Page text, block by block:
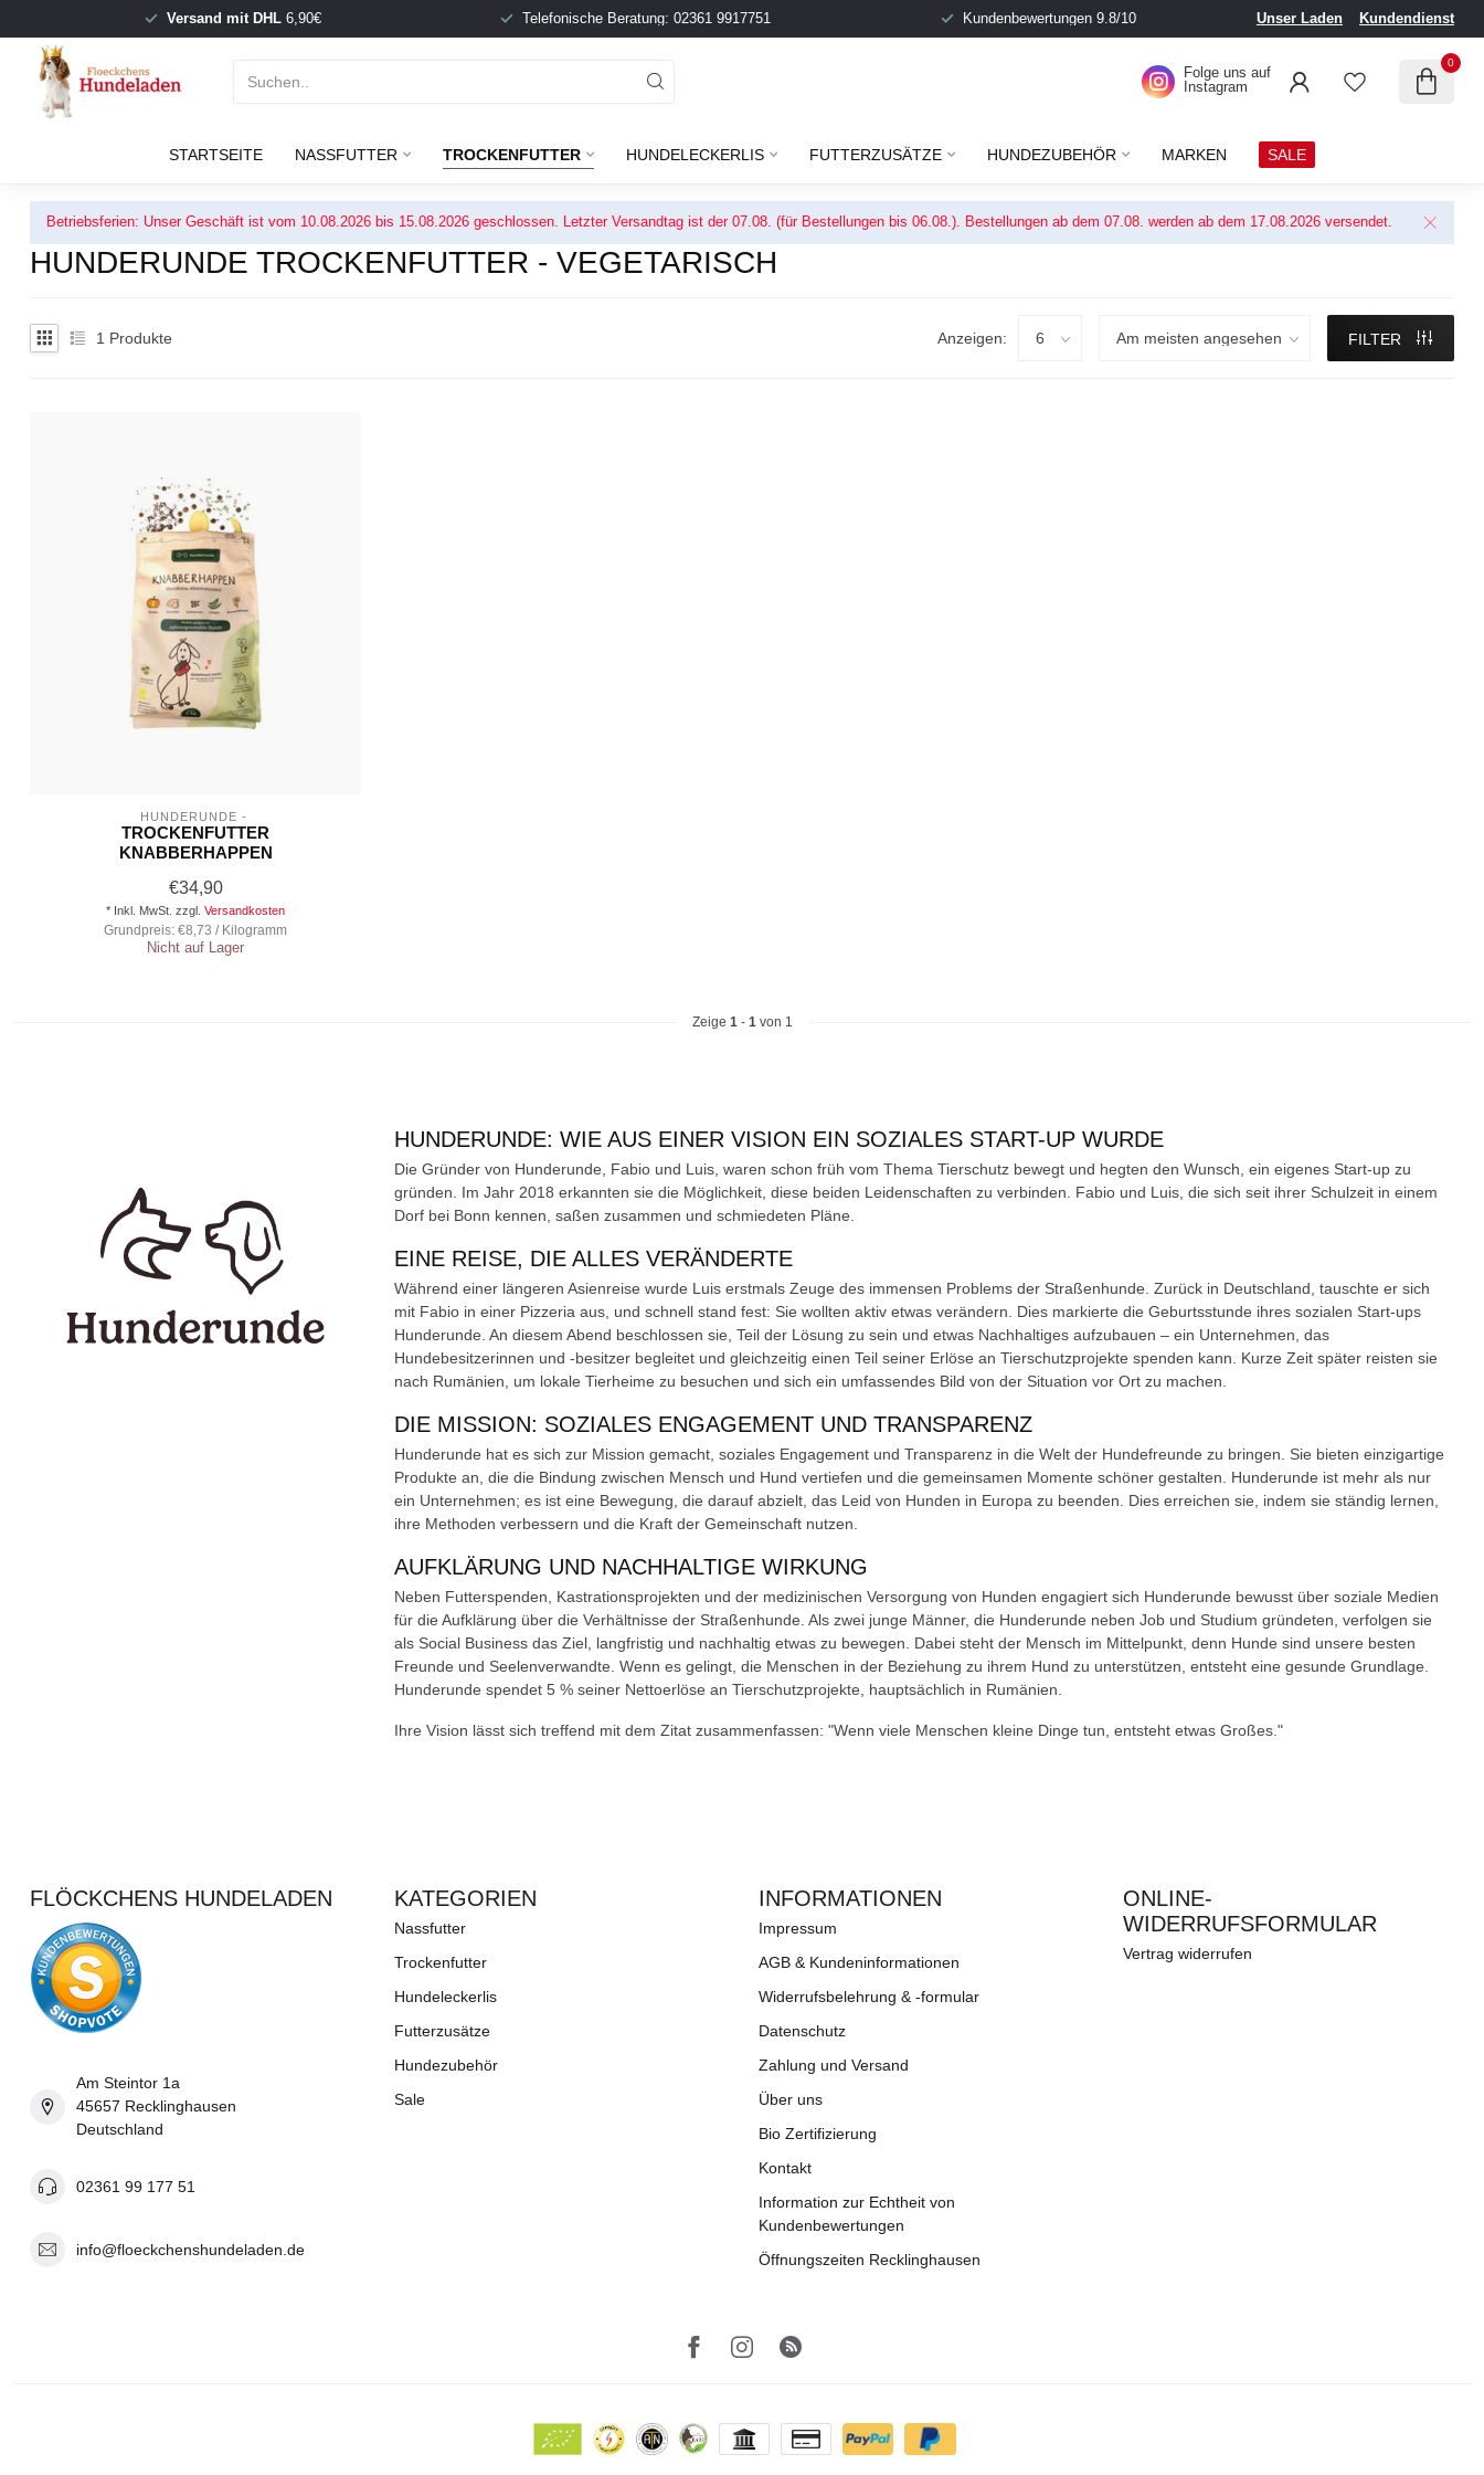
Versand mit DHL6,90€ Telefonische Beratung: 02361 9917751 Kundenbewertungen 9.8/10 Unser Laden Kundendienst
Folge uns auf
Instagram
0
STARTSEITE NASSFUTTER TROCKENFUTTER HUNDELECKERLIS FUTTERZUSÄTZE HUNDEZUBEHÖR MARKEN SALE
Betriebsferien: Unser Geschäft ist vom 10.08.2026 bis 15.08.2026 geschlossen. Letzter Versandtag ist der 07.08. (für Bestellungen bis 06.08.). Bestellungen ab dem 07.08. werden ab dem 17.08.2026 versendet.
HUNDERUNDE TROCKENFUTTER - VEGETARISCH
1 Produkte Anzeigen: FILTER
HUNDERUNDE -
TROCKENFUTTER
KNABBERHAPPEN
€34,90
* Inkl. MwSt. zzgl. Versandkosten
Grundpreis: €8,73 / Kilogramm
Nicht auf Lager
Zeige 1- 1von 1
HUNDERUNDE: WIE AUS EINER VISION EIN SOZIALES START-UP WURDE
Die Gründer von Hunderunde, Fabio und Luis, waren schon früh vom Thema Tierschutz bewegt und hegten den Wunsch, ein eigenes Start-up zu
gründen. Im Jahr 2018 erkannten sie die Möglichkeit, diese beiden Leidenschaften zu verbinden. Fabio und Luis, die sich seit ihrer Schulzeit in einem
Dorf bei Bonn kennen, saßen zusammen und schmiedeten Pläne.
EINE REISE, DIE ALLES VERÄNDERTE
Während einer längeren Asienreise wurde Luis erstmals Zeuge des immensen Problems der Straßenhunde. Zurück in Deutschland, tauschte er sich
mit Fabio in einer Pizzeria aus, und schnell stand fest: Sie wollten aktiv etwas verändern. Dies markierte die Geburtsstunde ihres sozialen Start-ups
Hunderunde. An diesem Abend beschlossen sie, Teil der Lösung zu sein und etwas Nachhaltiges aufzubauen – ein Unternehmen, das
Hundebesitzerinnen und -besitzer begleitet und gleichzeitig einen Teil seiner Erlöse an Tierschutzprojekte spenden kann. Kurze Zeit später reisten sie
nach Rumänien, um lokale Tierheime zu besuchen und sich ein umfassendes Bild von der Situation vor Ort zu machen.
DIE MISSION: SOZIALES ENGAGEMENT UND TRANSPARENZ
Hunderunde hat es sich zur Mission gemacht, soziales Engagement und Transparenz in die Welt der Hundefreunde zu bringen. Sie bieten einzigartige
Produkte an, die die Bindung zwischen Mensch und Hund vertiefen und die gemeinsamen Momente schöner gestalten. Hunderunde ist mehr als nur
ein Unternehmen; es ist eine Bewegung, die darauf abzielt, das Leid von Hunden in Europa zu beenden. Dies erreichen sie, indem sie ständig lernen,
ihre Methoden verbessern und die Kraft der Gemeinschaft nutzen.
AUFKLÄRUNG UND NACHHALTIGE WIRKUNG
Neben Futterspenden, Kastrationsprojekten und der medizinischen Versorgung von Hunden engagiert sich Hunderunde bewusst über soziale Medien
für die Aufklärung über die Verhältnisse der Straßenhunde. Als zwei junge Männer, die Hunderunde neben Job und Studium gründeten, verfolgen sie
als Social Business das Ziel, langfristig und nachhaltig etwas zu bewegen. Dabei steht der Mensch im Mittelpunkt, denn Hunde sind unsere besten
Freunde und Seelenverwandte. Wenn es gelingt, die Menschen in der Beziehung zu ihrem Hund zu unterstützen, entsteht eine gesunde Grundlage.
Hunderunde spendet 5 % seiner Nettoerlöse an Tierschutzprojekte, hauptsächlich in Rumänien.
Ihre Vision lässt sich treffend mit dem Zitat zusammenfassen: "Wenn viele Menschen kleine Dinge tun, entsteht etwas Großes."
FLÖCKCHENS HUNDELADEN
Am Steintor 1a
45657 Recklinghausen
Deutschland
02361 99 177 51
info@floeckchenshundeladen.de
KATEGORIEN
Nassfutter
Trockenfutter
Hundeleckerlis
Futterzusätze
Hundezubehör
Sale
INFORMATIONEN
Impressum
AGB & Kundeninformationen
Widerrufsbelehrung & -formular
Datenschutz
Zahlung und Versand
Über uns
Bio Zertifizierung
Kontakt
Information zur Echtheit von
Kundenbewertungen
Öffnungszeiten Recklinghausen
ONLINE-
WIDERRUFSFORMULAR
Vertrag widerrufen